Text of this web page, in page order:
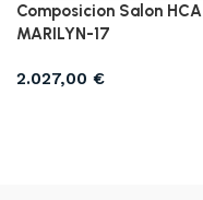
Composicion Salon HCA
MARILYN-17
2.027,00 €